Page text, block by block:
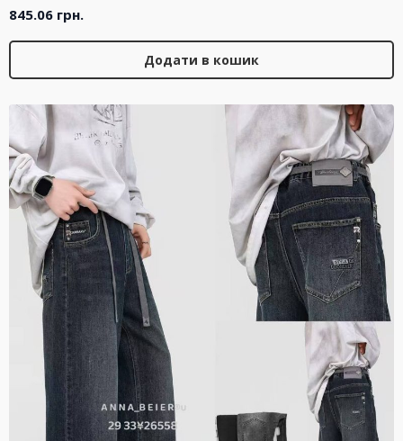
845.06 грн.
Додати в кошик